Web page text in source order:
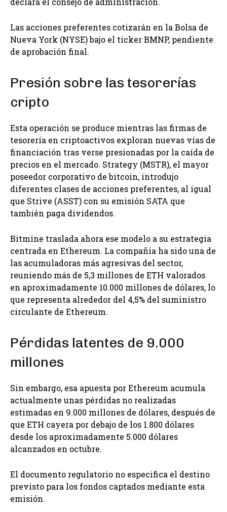
Las acciones preferentes cotizarán en la Bolsa de
Nueva York (NYSE) bajo el ticker BMNP, pendiente
de aprobación final.
Presión sobre las tesorerías
cripto
Esta operación se produce mientras las firmas de
tesorería en criptoactivos exploran nuevas vías de
financiación tras verse presionadas por la caída de
precios en el mercado. Strategy (MSTR), el mayor
poseedor corporativo de bitcoin, introdujo
diferentes clases de acciones preferentes, al igual
que Strive (ASST) con su emisión SATA que
también paga dividendos.
Bitmine traslada ahora ese modelo a su estrategia
centrada en Ethereum. La compañía ha sido una de
las acumuladoras más agresivas del sector,
reuniendo más de 5,3 millones de ETH valorados
en aproximadamente 10.000 millones de dólares, lo
que representa alrededor del 4,5% del suministro
circulante de Ethereum.
Pérdidas latentes de 9.000
millones
Sin embargo, esa apuesta por Ethereum acumula
actualmente unas pérdidas no realizadas
estimadas en 9.000 millones de dólares, después de
que ETH cayera por debajo de los 1.800 dólares
desde los aproximadamente 5.000 dólares
alcanzados en octubre.
El documento regulatorio no especifica el destino
previsto para los fondos captados mediante esta
emisión.